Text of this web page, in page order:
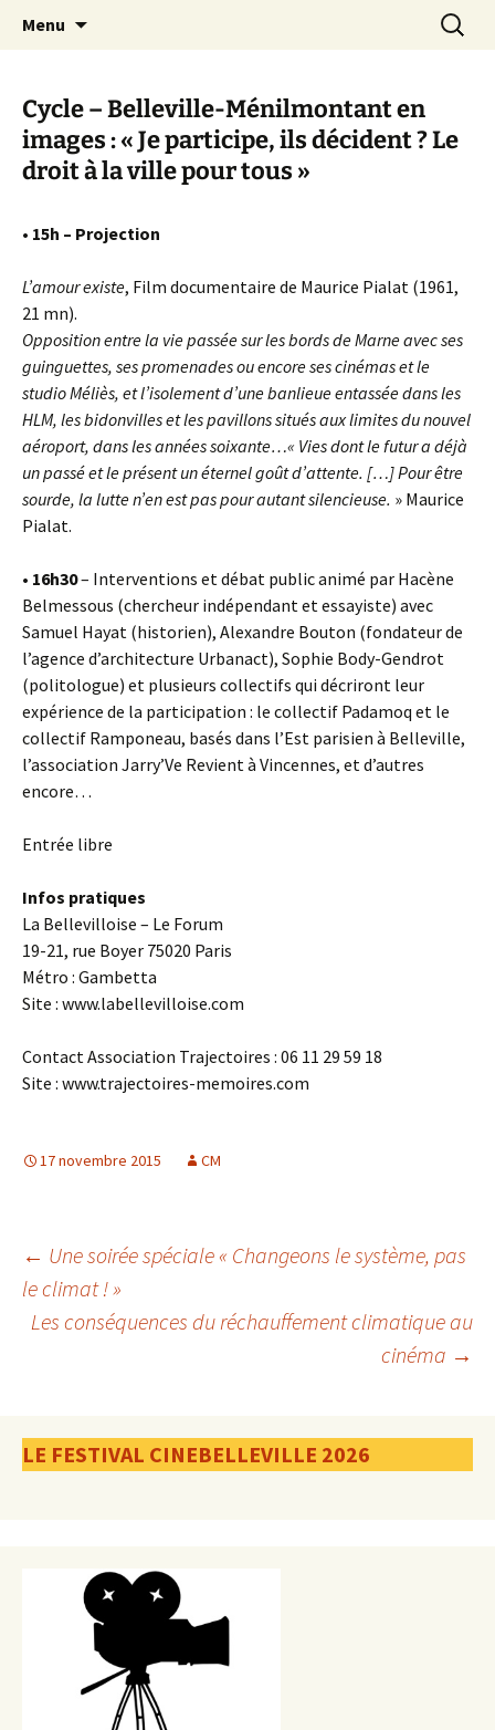
Canal Marches
Menu
Cycle – Belleville-Ménilmontant en
images : « Je participe, ils décident ? Le
droit à la ville pour tous »
• 15h – Projection
L’amour existe, Film documentaire de Maurice Pialat (1961,
21 mn).
Opposition entre la vie passée sur les bords de Marne avec ses
guinguettes, ses promenades ou encore ses cinémas et le
studio Méliès, et l’isolement d’une banlieue entassée dans les
HLM, les bidonvilles et les pavillons situés aux limites du nouvel
aéroport, dans les années soixante…« Vies dont le futur a déjà
un passé et le présent un éternel goût d’attente. […] Pour être
sourde, la lutte n’en est pas pour autant silencieuse. » Maurice
Pialat.
• 16h30– Interventions et débat public animé par Hacène
Belmessous (chercheur indépendant et essayiste) avec
Samuel Hayat (historien), Alexandre Bouton (fondateur de
l’agence d’architecture Urbanact), Sophie Body-Gendrot
(politologue) et plusieurs collectifs qui décriront leur
expérience de la participation : le collectif Padamoq et le
collectif Ramponeau, basés dans l’Est parisien à Belleville,
l’association Jarry’Ve Revient à Vincennes, et d’autres
encore…
Entrée libre
Infos pratiques
La Bellevilloise – Le Forum
19-21, rue Boyer 75020 Paris
Métro : Gambetta
Site : www.labellevilloise.com
Contact Association Trajectoires : 06 11 29 59 18
Site : www.trajectoires-memoires.com
17 novembre 2015 CM
Navigation
des
← Une soirée spéciale « Changeons le système, pas
le climat ! »
Les conséquences du réchauffement climatique au
cinéma →
LE FESTIVAL CINEBELLEVILLE 2026